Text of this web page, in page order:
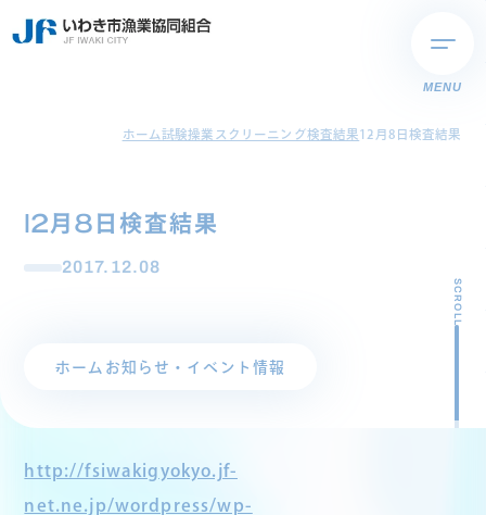
MENU
ホーム試験操業スクリーニング検査結果12月8日検査結果
12月8日検査結果
2017.12.08
ホーム お知らせ・イベント情報
SCROLL
http://fsiwakigyokyo.jf-
net.ne.jp/wordpress/wp-